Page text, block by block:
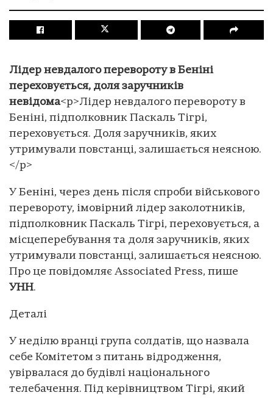
Лідер невдалого перевороту в Беніні
переховується, доля заручників
невідома<p>Лідер невдалого перевороту в
Беніні, підполковник Паскаль Тігрі,
переховується. Доля заручників, яких
утримували повстанці, залишається неясною.
</p>
У Беніні, через день після спроби військового
перевороту, імовірний лідер заколотників,
підполковник Паскаль Тігрі, переховується, а
місцеперебування та доля заручників, яких
утримували повстанці, залишається неясною.
Про це повідомляє Associated Press, пише
УНН.
Деталі
У неділю вранці група солдатів, що назвала
себе Комітетом з питань відродження,
увірвалася до будівлі національного
телебачення. Під керівництвом Тігрі, який